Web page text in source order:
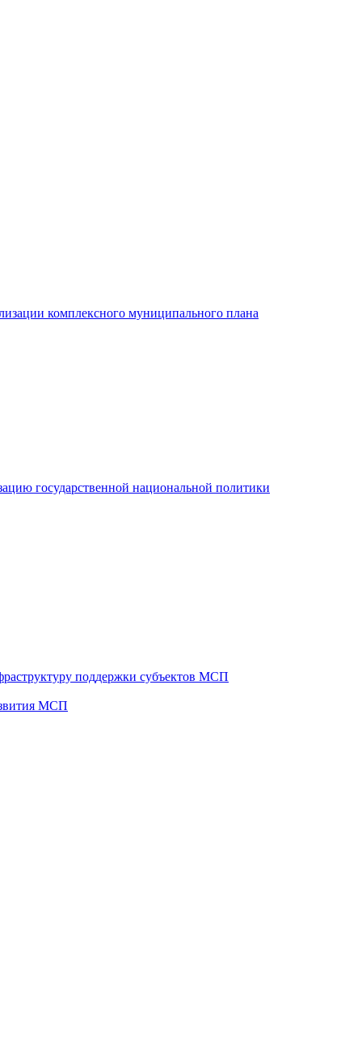
комплексного муниципального плана
государственной национальной политики
поддержки субъектов МСП
МСП